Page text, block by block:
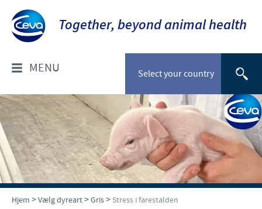
Together, beyond animal health
Select your country
MENU
OM OS
Socialt ansvar
Ceva Nordic
FOR DYRLÆGER: PRODUKTER
Til kæledyr
Til stordyr
VÆLG DYREART
Hjem >Vælg dyreart>Gris> Stress i farestalden